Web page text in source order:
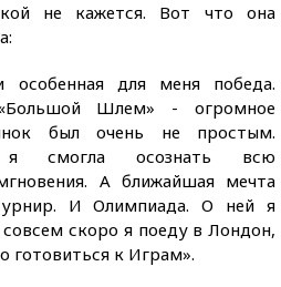
не кажется. Вот что она
особенная для меня победа.
Шлем» - огромное
был очень не простым.
я смогла осознать всю
А ближайшая мечта
И Олимпиада. О ней я
скоро я поеду в Лондон,
готовиться к Играм».